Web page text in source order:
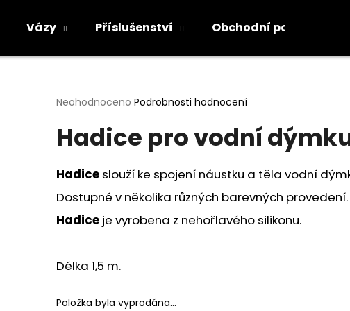
Vázy Příslušenství Obchodní podmínky
Průměrné
produktu
je
z
5
hvězdiček.
Neohodnoceno Podrobnosti hodnocení
Hadice pro vodní
Hadice slouží ke spojení náustku a těla vodní
Dostupné v několika různých barevných provedení.
Hadice je vyrobena z nehořlavého silikonu.
Délka 1,5 m.
Položka byla vyprodána…
HLEDAT